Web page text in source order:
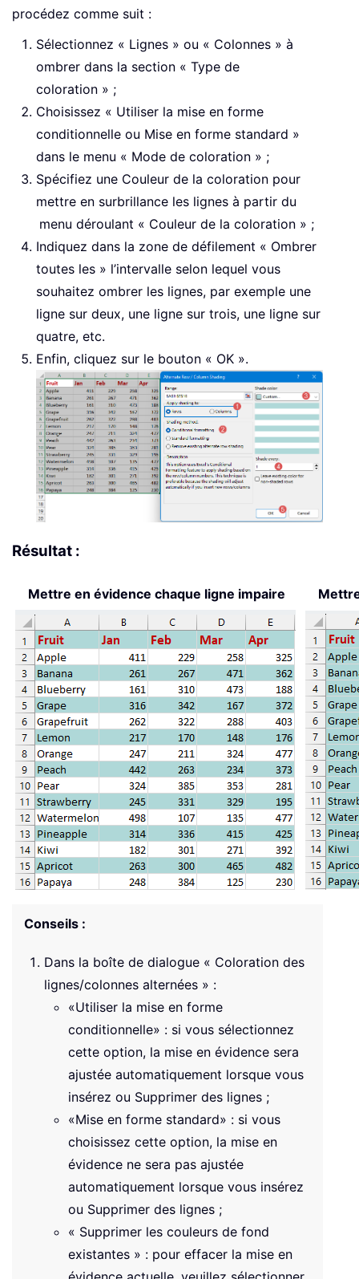
procédez comme suit :
Sélectionnez « Lignes » ou « Colonnes » à
ombrer dans la section « Type de
coloration » ;
Choisissez « Utiliser la mise en forme
conditionnelle ou Mise en forme standard »
dans le menu « Mode de coloration » ;
Spécifiez une Couleur de la coloration pour
mettre en surbrillance les lignes à partir du
menu déroulant « Couleur de la coloration » ;
Indiquez dans la zone de défilement « Ombrer
toutes les » l’intervalle selon lequel vous
souhaitez ombrer les lignes, par exemple une
ligne sur deux, une ligne sur trois, une ligne sur
quatre, etc.
Enfin, cliquez sur le bouton « OK ».
Résultat :
Mettre en évidence chaque ligne impaire
Conseils :
Dans la boîte de dialogue « Coloration des
lignes/colonnes alternées » :
«Utiliser la mise en forme
conditionnelle» : si vous sélectionnez
cette option, la mise en évidence sera
ajustée automatiquement lorsque vous
insérez ou Supprimer des lignes ;
«Mise en forme standard» : si vous
choisissez cette option, la mise en
évidence ne sera pas ajustée
automatiquement lorsque vous insérez
ou Supprimer des lignes ;
« Supprimer les couleurs de fond
existantes » : pour effacer la mise en